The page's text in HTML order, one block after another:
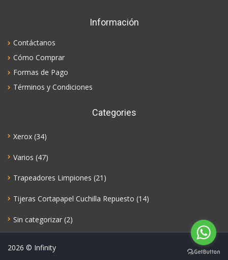
Información
Contáctanos
Cómo Comprar
Formas de Pago
Términos y Condiciones
Categories
Xerox (34)
Varios (47)
Trapeadores Limpiones (21)
Tijeras Cortapapel Cuchilla Repuesto (14)
Sin categorizar (2)
2026 © Infinity